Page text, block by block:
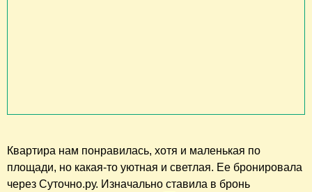
Квартира нам понравилась, хотя и маленькая по
площади, но какая-то уютная и светлая. Ее бронировала
через Суточно.ру. Изначально ставила в бронь